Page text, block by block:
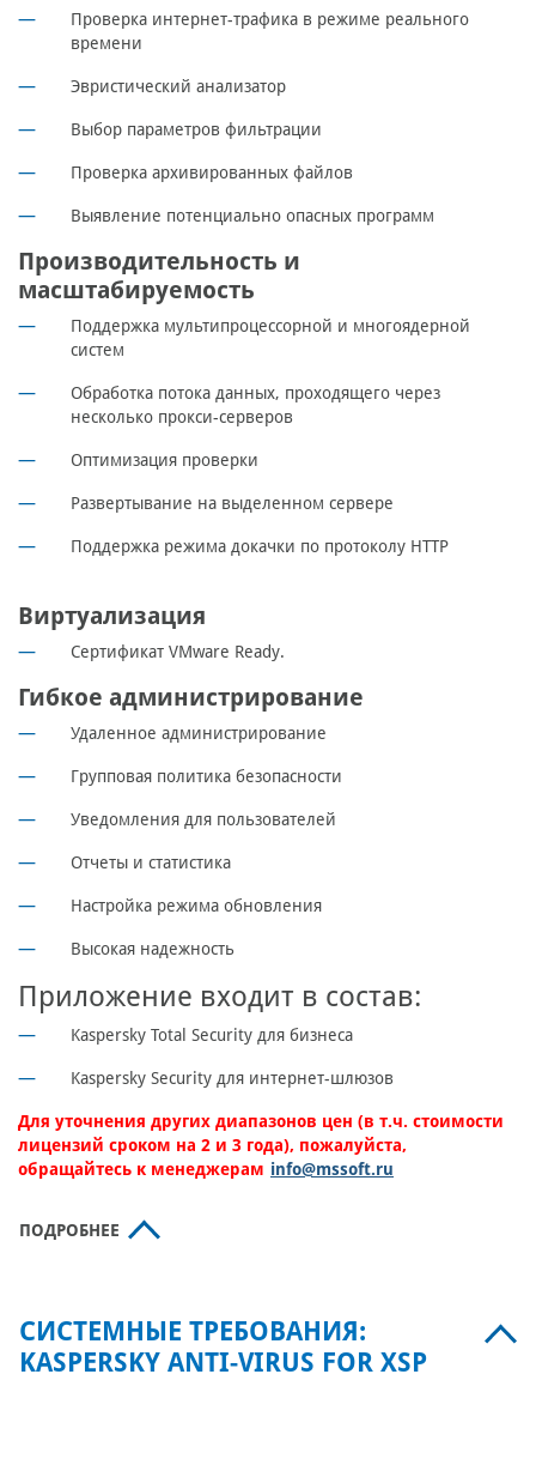
Проверка интернет-трафика в режиме реального
времени
Эвристический анализатор
Выбор параметров фильтрации
Проверка архивированных файлов
Выявление потенциально опасных программ
Производительность и
масштабируемость
Поддержка мультипроцессорной и многоядерной
систем
Обработка потока данных, проходящего через
несколько прокси-серверов
Оптимизация проверки
Развертывание на выделенном сервере
Поддержка режима докачки по протоколу HTTP
Виртуализация
Сертификат VMware Ready.
Гибкое администрирование
Удаленное администрирование
Групповая политика безопасности
Уведомления для пользователей
Отчеты и статистика
Настройка режима обновления
Высокая надежность
Приложение входит в состав:
Kaspersky Total Security для бизнеса
Kaspersky Security для интернет-шлюзов
Для уточнения других диапазонов цен (в т.ч. стоимости
лицензий сроком на 2 и 3 года), пожалуйста,
обращайтесь к менеджерам info@mssoft.ru
ПОДРОБНЕЕ
СИСТЕМНЫЕ ТРЕБОВАНИЯ:
KASPERSKY ANTI-VIRUS FOR XSP